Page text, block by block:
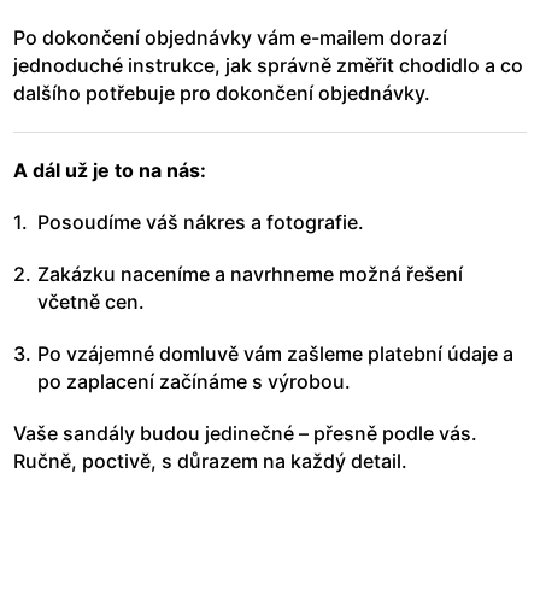
Po dokončení objednávky vám e-mailem dorazí
jednoduché instrukce, jak správně změřit chodidlo a co
dalšího potřebuje pro dokončení objednávky.
A dál už je to na nás:
Posoudíme váš nákres a fotografie.
Zakázku naceníme a navrhneme možná řešení
včetně cen.
Po vzájemné domluvě vám zašleme platební údaje a
po zaplacení začínáme s výrobou.
Vaše sandály budou jedinečné – přesně podle vás.
Ručně, poctivě, s důrazem na každý detail.